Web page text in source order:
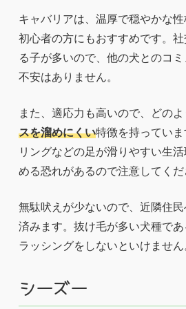
キャバリアは、温厚で穏やかな
初心者の方にもおすすめです。
る子が多いので、他の犬とのコ
不安はありません。
また、適応力も高いので、どの
スを溜めにくい特徴を持ってい
リングなどの足が滑りやすい生
める恐れがあるので注意してくだ
無駄吠えが少ないので、近隣住
済みます。抜け毛が多い犬種で
ラッシングをしないといけません
シーズー